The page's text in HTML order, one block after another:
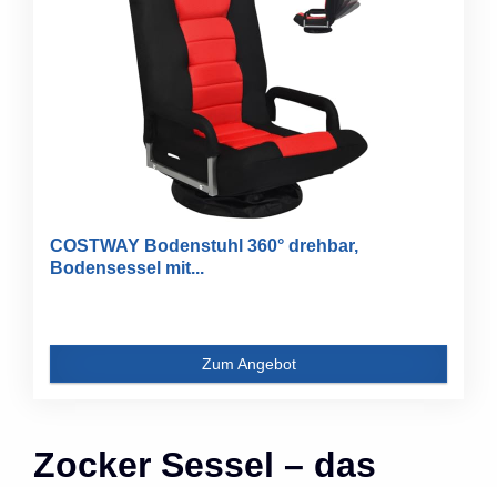
COSTWAY Bodenstuhl 360° drehbar,
Bodensessel mit...
Zum Angebot
Zocker Sessel – das